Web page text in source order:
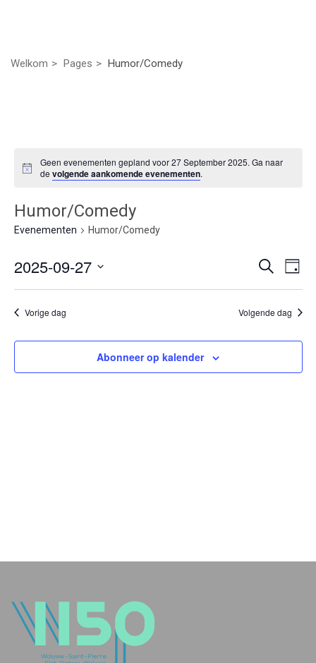
Welkom Pages Humor/Comedy
Geen evenementen gepland voor 27 September 2025. Ga naar
devolgende aankomende evenementen.
Humor/Comedy
Evenementen Humor/Comedy
en
Zoeken
Dag
2025-09-27
datum.
Vorige dag Volgende dag
Abonneer op kalender